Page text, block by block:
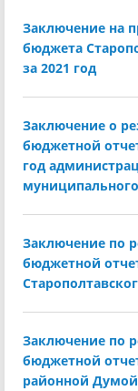
Заключение на
бюджета
за 2021 год
Заключение о
бюджетной
год
Заключение по
бюджетной
Заключение по
бюджетной
районной Думой